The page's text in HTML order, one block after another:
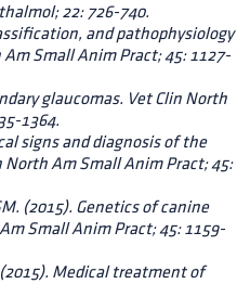
22: 726-740.
and pathophysiology
Small Anim Pract; 45: 1127-
glaucomas. Vet Clin North
1364.
signs and diagnosis of the
North Am Small Anim Pract; 45:
(2015). Genetics of canine
Small Anim Pract; 45: 1159-
Medical treatment of